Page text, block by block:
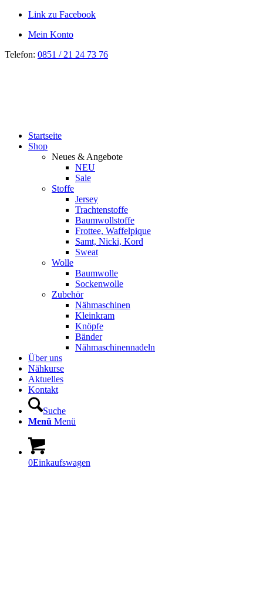
Link zu Facebook
Mein Konto
Telefon: 0851 / 21 24 73 76
Startseite
Shop
Neues & Angebote
NEU
Sale
Stoffe
Jersey
Trachtenstoffe
Baumwollstoffe
Frottee, Waffelpique
Samt, Nicki, Kord
Sweat
Wolle
Baumwolle
Sockenwolle
Zubehör
Nähmaschinen
Kleinkram
Knöpfe
Bänder
Nähmaschinennadeln
Über uns
Nähkurse
Aktuelles
Kontakt
Suche
Menü Menü
0Einkaufswagen